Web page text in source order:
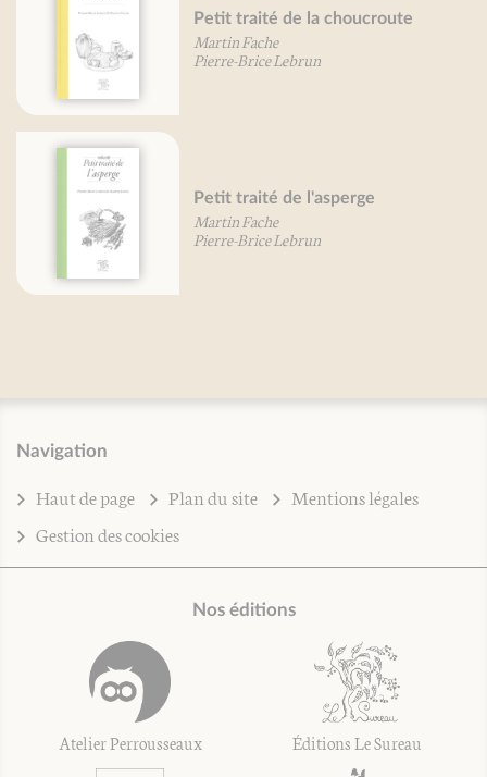
Petit traité de la choucroute
Martin Fache
Pierre-Brice Lebrun
Petit traité de l'asperge
Martin Fache
Pierre-Brice Lebrun
Navigation
Haut de page Plan du site
Mentions légales
Gestion des cookies
Nos éditions
Atelier Perrousseaux Éditions Le Sureau